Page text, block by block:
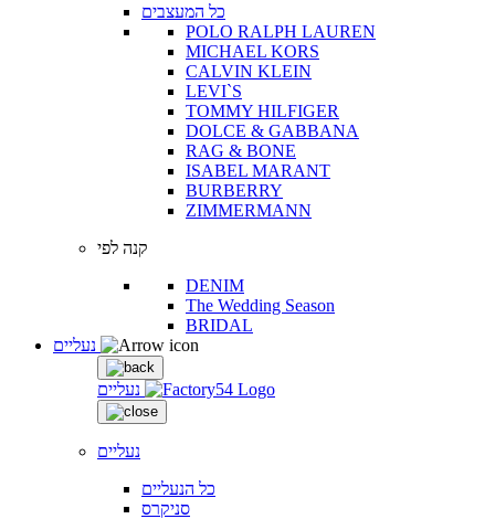
כל המעצבים
POLO RALPH LAUREN
MICHAEL KORS
CALVIN KLEIN
LEVI`S
TOMMY HILFIGER
DOLCE & GABBANA
RAG & BONE
ISABEL MARANT
BURBERRY
ZIMMERMANN
קנה לפי
DENIM
The Wedding Season
BRIDAL
נעליים
נעליים
כל הנעליים
סניקרס